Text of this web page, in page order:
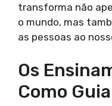
transforma não
o mundo, mas
as pessoas ao
Os
Como Guia